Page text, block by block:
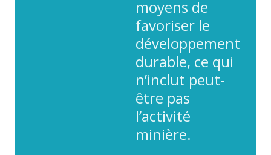
moyens de
favoriser le
développement
durable, ce qui
n’inclut peut-
être pas
l’activité
minière.